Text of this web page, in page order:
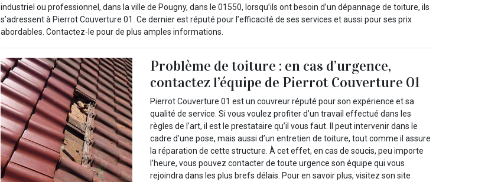
industriel ou professionnel, dans la ville de Pougny, dans le 01550, lorsqu’ils ont besoin d’un dépannage de toiture, ils
s’adressent à Pierrot Couverture 01. Ce dernier est réputé pour l’efficacité de ses services et aussi pour ses prix
abordables. Contactez-le pour de plus amples informations.
Problème de toiture : en cas d’urgence,
contactez l’équipe de Pierrot Couverture 01
Pierrot Couverture 01 est un couvreur réputé pour son expérience et sa
qualité de service. Si vous voulez profiter d’un travail effectué dans les
règles de l’art, il est le prestataire qu’il vous faut. Il peut intervenir dans le
cadre d’une pose, mais aussi d’un entretien de toiture, tout comme il assure
la réparation de cette structure. À cet effet, en cas de soucis, peu importe
l’heure, vous pouvez contacter de toute urgence son équipe qui vous
rejoindra dans les plus brefs délais. Pour en savoir plus, visitez son site